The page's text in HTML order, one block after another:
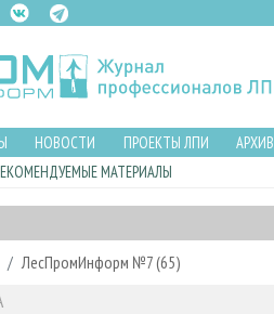
НОВОСТИ ПРОЕКТЫ ЛПИ АРХИВ
МАТЕРИАЛЫ
ЛесПромИнформ №7 (65)